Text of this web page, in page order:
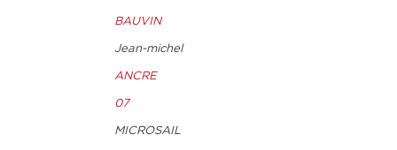
BAUVIN
Jean-michel
ANCRE
07
MICROSAIL